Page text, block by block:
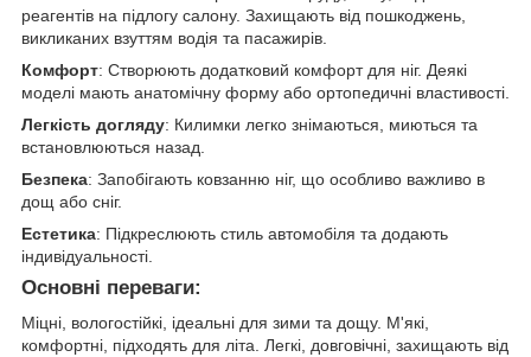
реагентів на підлогу салону. Захищають від пошкоджень,
викликаних взуттям водія та пасажирів.
Комфорт: Створюють додатковий комфорт для ніг. Деякі
моделі мають анатомічну форму або ортопедичні властивості.
Легкість догляду: Килимки легко знімаються, миються та
встановлюються назад.
Безпека: Запобігають ковзанню ніг, що особливо важливо в
дощ або сніг.
Естетика: Підкреслюють стиль автомобіля та додають
індивідуальності.
Основні переваги:
Міцні, вологостійкі, ідеальні для зими та дощу. М'які,
комфортні, підходять для літа. Легкі, довговічні, захищають від